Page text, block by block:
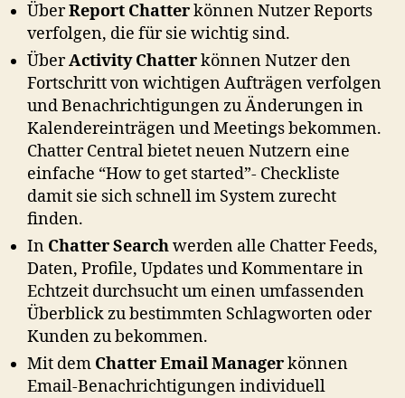
ÜberReport Chatterkönnen Nutzer Reports
verfolgen, die für sie wichtig sind.
ÜberActivity Chatterkönnen Nutzer den
Fortschritt von wichtigen Aufträgen verfolgen
und Benachrichtigungen zu Änderungen in
Kalendereinträgen und Meetings bekommen.
Chatter Central bietet neuen Nutzern eine
einfache “How to get started”- Checkliste
damit sie sich schnell im System zurecht
finden.
In Chatter Searchwerden alle Chatter Feeds,
Daten, Profile, Updates und Kommentare in
Echtzeit durchsucht um einen umfassenden
Überblick zu bestimmten Schlagworten oder
Kunden zu bekommen.
Mit dem Chatter Email Managerkönnen
Email-Benachrichtigungen individuell